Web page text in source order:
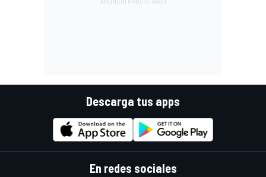
Descarga tus apps
En redes sociales